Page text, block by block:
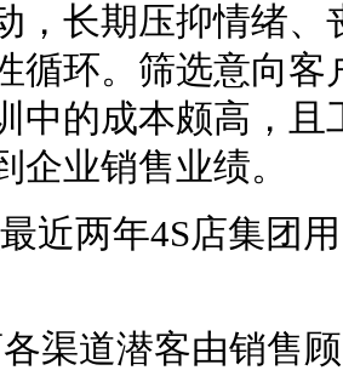
，长期压抑情绪
循环。筛选意向
中的成本颇高，
企业销售业绩。
渠道潜客由销售